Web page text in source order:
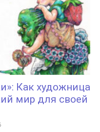
Как художница
мир для своей